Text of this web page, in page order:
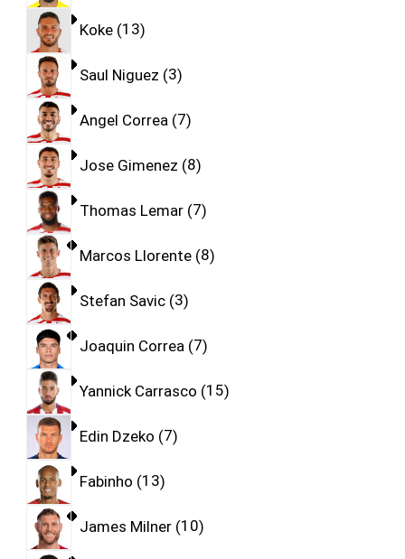
Koke 13
Saul Niguez 3
Angel Correa 7
Jose Gimenez 8
Thomas Lemar 7
Marcos Llorente 8
Stefan Savic 3
Joaquin Correa 7
Yannick Carrasco 15
Edin Dzeko 7
Fabinho 13
James Milner 10